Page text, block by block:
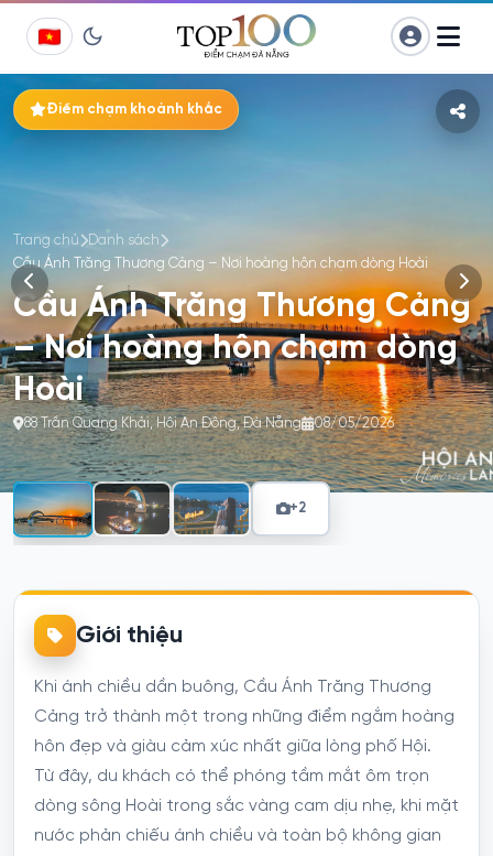
Chuyển
đến
Điểm chạm khoảnh khắc
Trang chủ
Danh sách
Cầu Ánh Trăng Thương Cảng – Nơi hoàng hôn chạm dòng Hoài
Cầu Ánh Trăng Thương Cảng
– Nơi hoàng hôn chạm dòng
Hoài
88 Trần Quang Khải, Hội An Đông, Đà Nẵng 08/05/2026
+2
Giới thiệu
Khi ánh chiều dần buông, Cầu Ánh Trăng Thương
Cảng trở thành một trong những điểm ngắm hoàng
hôn đẹp và giàu cảm xúc nhất giữa lòng phố Hội.
Từ đây, du khách có thể phóng tầm mắt ôm trọn
dòng sông Hoài trong sắc vàng cam dịu nhẹ, khi mặt
nước phản chiếu ánh chiều và toàn bộ không gian